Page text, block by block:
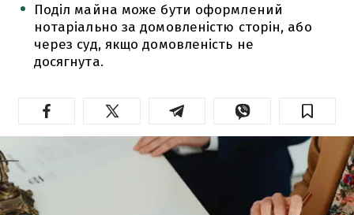
Поділ майна може бути оформлений
нотаріально за домовленістю сторін, або
через суд, якщо домовленість не
досягнута.